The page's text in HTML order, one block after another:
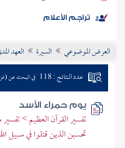
موضوعي
تراجم الأعلام
العرض الموضوعي السيرة العهد
عدد النتائج : 118 في البحث عن
يوم حمراء الأسد
تفسير القرآن العظيم >
تحسبن الذين قتلوا في سبيل